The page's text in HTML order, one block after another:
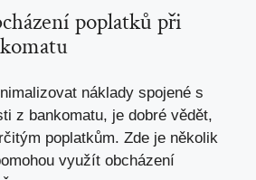
poplatků při
náklady spojené s
z bankomatu, je dobré vědět,
poplatkům. Zde je několik
využít obcházení